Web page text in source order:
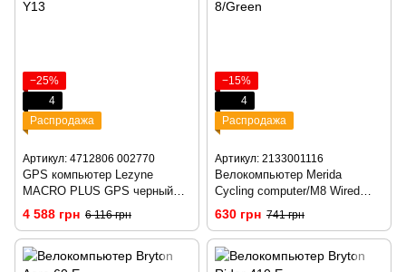
−25%
4
Распродажа
Артикул: 4712806 002770
GPS компьютер Lezyne
MACRO PLUS GPS черный
Y13
4 588 грн 6 116 грн
−15%
4
Распродажа
Артикул: 2133001116
Велокомпьютер Merida
Cycling computer/M8 Wired
8/Green
630 грн 741 грн